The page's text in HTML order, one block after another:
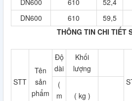
DN600
610 59,5
THÔNG TIN CHI TIẾT
STT
Tên
sản
phẩm
Độ
dài
Khối
lượng
(
m
( kg )